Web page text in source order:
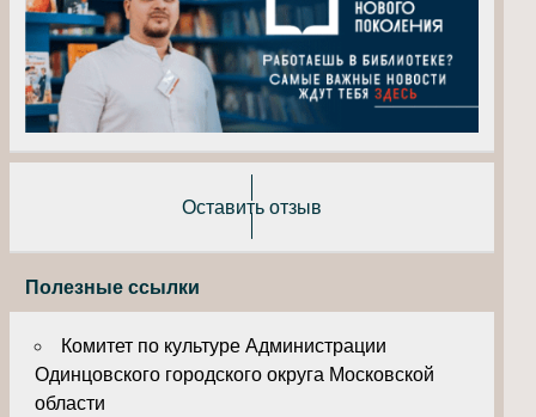
Оставить отзыв
Полезные ссылки
Комитет по культуре Администрации
Одинцовского городского округа Московской
области